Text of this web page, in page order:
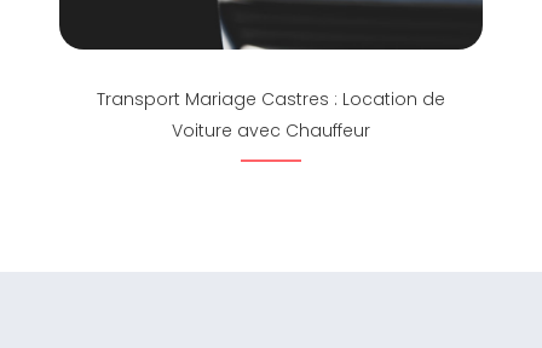
Transport Mariage Castres : Location de
Voiture avec Chauffeur